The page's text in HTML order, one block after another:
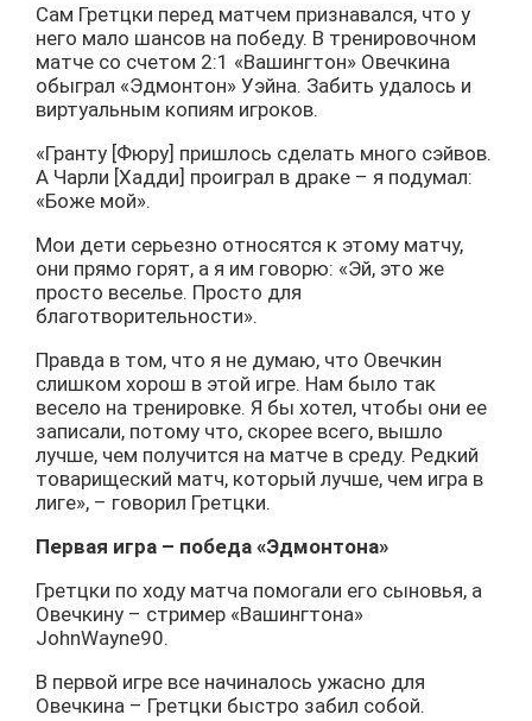
Сам Гретцки перед матчем признавался, что у
него мало шансов на победу. В тренировочном
матче со счетом 2:1 «Вашингтон» Овечкина
обыграл «Эдмонтон» Уэйна. Забить удалось и
виртуальным копиям игроков.
«Гранту [Фюру] пришлось сделать много сэйвов.
А Чарли [Хадди] проиграл в драке – я подумал:
«Боже мой».
Мои дети серьезно относятся к этому матчу,
они прямо горят, а я им говорю: «Эй, это же
просто веселье. Просто для
благотворительности».
Правда в том, что я не думаю, что Овечкин
слишком хорош в этой игре. Нам было так
весело на тренировке. Я бы хотел, чтобы они ее
записали, потому что, скорее всего, вышло
лучше, чем получится на матче в среду. Редкий
товарищеский матч, который лучше, чем игра в
лиге», – говорил Гретцки.
Первая игра – победа «Эдмонтона»
Гретцки по ходу матча помогали его сыновья, а
Овечкину – стример «Вашингтона»
JohnWayne90.
В первой игре все начиналось ужасно для
Овечкина – Гретцки быстро забил собой.